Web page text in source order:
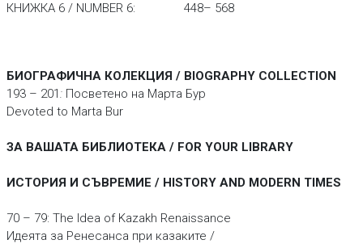
КНИЖКА 6 / NUMBER 6: 448– 568
БИОГРАФИЧНА КОЛЕКЦИЯ / BIOGRAPHY COLLECTION
193 – 201: Посветено на Марта Бур
Devoted to Marta Bur
ЗА ВАШАТА БИБЛИОТЕКА / FOR YOUR LIBRARY
ИСТОРИЯ И СЪВРЕМИЕ / HISTORY AND MODERN TIMES
70 – 79: The Idea of Kazakh Renaissance
Идеята за Ренесанса при казаките /